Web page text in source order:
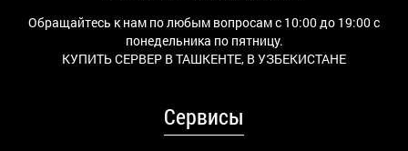
Обращайтесь к нам по любым вопросам с 10:00 до 19:00 с
понедельника по пятницу.
КУПИТЬ СЕРВЕР В ТАШКЕНТЕ, В УЗБЕКИСТАНЕ
Сервисы